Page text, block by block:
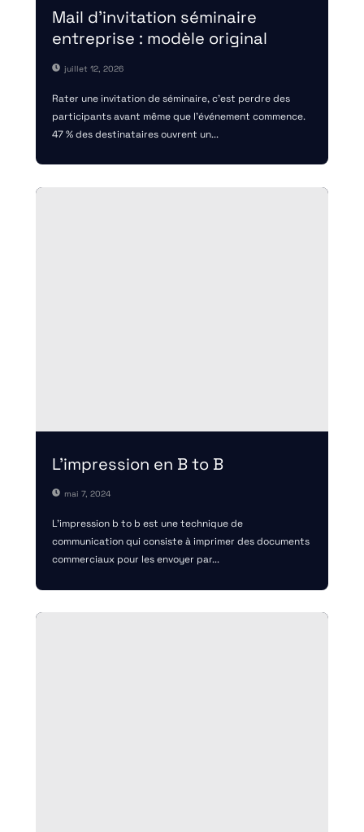
Mail d’invitation séminaire
entreprise : modèle original
juillet 12, 2026
Rater une invitation de séminaire, c'est perdre des
participants avant même que l'événement commence.
47 % des destinataires ouvrent un...
L’impression en B to B
mai 7, 2024
L’impression b to b est une technique de
communication qui consiste à imprimer des documents
commerciaux pour les envoyer par...